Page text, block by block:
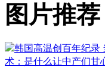
图片推荐
韩国高温创百年纪录
术：是什么让中产们甘